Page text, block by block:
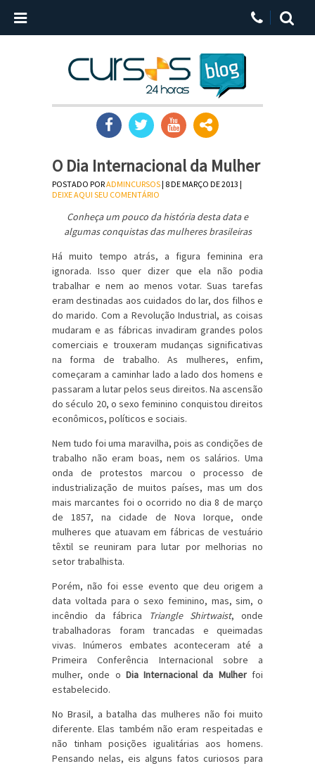
O Dia Internacional da Mulher
POSTADO PORADMINCURSOS| 8 DE MARÇO DE 2013 |
DEIXE AQUI SEU COMENTÁRIO
Conheça um pouco da história desta data e
algumas conquistas das mulheres brasileiras
Há muito tempo atrás, a figura feminina era
ignorada. Isso quer dizer que ela não podia
trabalhar e nem ao menos votar. Suas tarefas
eram destinadas aos cuidados do lar, dos filhos e
do marido. Com a Revolução Industrial, as coisas
mudaram e as fábricas invadiram grandes polos
comerciais e trouxeram mudanças significativas
na forma de trabalho. As mulheres, enfim,
começaram a caminhar lado a lado dos homens e
passaram a lutar pelos seus direitos. Na ascensão
do século 20, o sexo feminino conquistou direitos
econômicos, políticos e sociais.
Nem tudo foi uma maravilha, pois as condições de
trabalho não eram boas, nem os salários. Uma
onda de protestos marcou o processo de
industrialização de muitos países, mas um dos
mais marcantes foi o ocorrido no dia 8 de março
de 1857, na cidade de Nova Iorque, onde
mulheres que atuavam em fábricas de vestuário
têxtil se reuniram para lutar por melhorias no
setor trabalhista.
Porém, não foi esse evento que deu origem a
data voltada para o sexo feminino, mas, sim, o
incêndio da fábrica
Triangle Shirtwaist, onde
trabalhadoras foram trancadas e queimadas
vivas. Inúmeros embates aconteceram até a
Primeira Conferência Internacional sobre a
mulher, onde o Dia Internacional da Mulherfoi
estabelecido.
No Brasil, a batalha das mulheres não foi muito
diferente. Elas também não eram respeitadas e
não tinham posições igualitárias aos homens.
Pensando nelas, eis alguns fatos curiosos para